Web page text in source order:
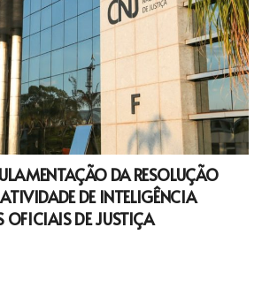
DA RESOLUÇÃO
DE INTELIGÊNCIA
OFICIAIS DE JUSTIÇA